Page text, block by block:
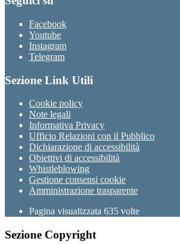
Facebook
Youtube
Instagram
Telegram
Sezione Link Utili
Cookie policy
Note legali
Informativa Privacy
Ufficio Relazioni con il Pubblico
Dichiarazione di accessibilità
Obiettivi di accessibilità
Whistleblowing
Gestione consensi cookie
Amministrazione trasparente
Pagina visualizzata 635 volte
Sezione Copyright